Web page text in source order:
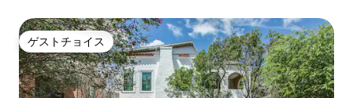
ゲストチョイス
ゲストチョイス